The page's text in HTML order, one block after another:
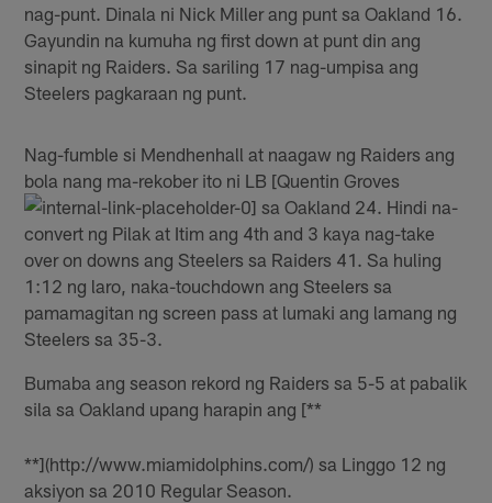
nag-punt. Dinala ni Nick Miller ang punt sa Oakland 16.
Gayundin na kumuha ng first down at punt din ang
sinapit ng Raiders. Sa sariling 17 nag-umpisa ang
Steelers pagkaraan ng punt.
Nag-fumble si Mendhenhall at naagaw ng Raiders ang
bola nang ma-rekober ito ni LB [Quentin Groves
sa Oakland 24. Hindi na-
convert ng Pilak at Itim ang 4th and 3 kaya nag-take
over on downs ang Steelers sa Raiders 41. Sa huling
1:12 ng laro, naka-touchdown ang Steelers sa
pamamagitan ng screen pass at lumaki ang lamang ng
Steelers sa 35-3.
Bumaba ang season rekord ng Raiders sa 5-5 at pabalik
sila sa Oakland upang harapin ang [**
**](http://www.miamidolphins.com/) sa Linggo 12 ng
aksiyon sa 2010 Regular Season.